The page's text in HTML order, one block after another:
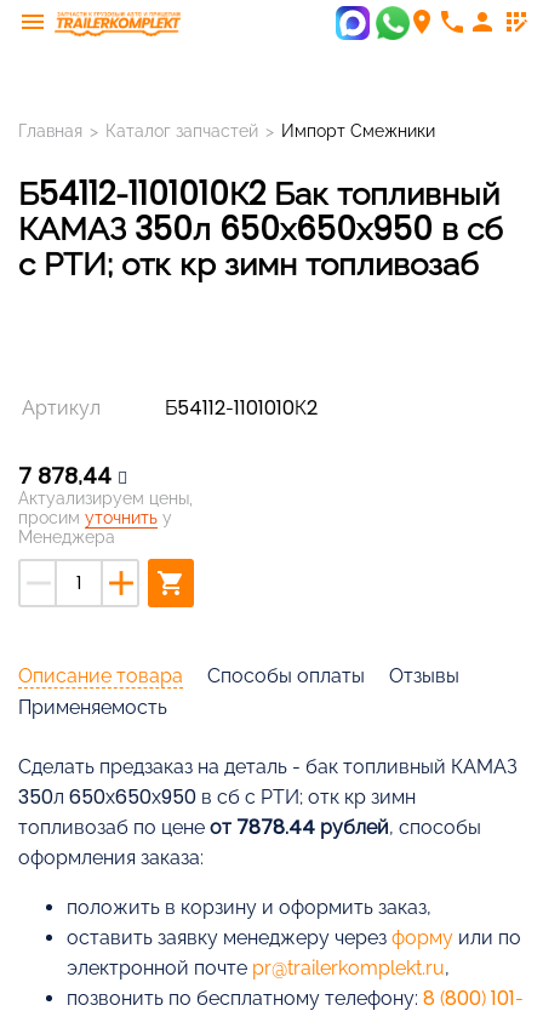
menu room phone person app_registration
Главная > Каталог запчастей > Импорт Смежники
Б54112-1101010К2 Бак топливный
КАМАЗ 350л 650х650х950 в сб
с РТИ; отк кр зимн топливозаб
Артикул Б54112-1101010К2
7 878,44
Актуализируем цены,
просим уточнить у
Менеджера
remove add shopping_cart
Описание товара Способы оплаты
Отзывы
Применяемость
Cделать предзаказ на деталь - бак топливный КАМАЗ
350л 650х650х950 в сб с РТИ; отк кр зимн
топливозаб по цене от 7878.44 рублей, способы
оформления заказа:
положить в корзину и оформить заказ,
оставить заявку менеджеру через форму или по
электронной почте pr@trailerkomplekt.ru,
позвонить по бесплатному телефону: 8 (800) 101-